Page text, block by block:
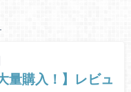
量購入！】レビュ